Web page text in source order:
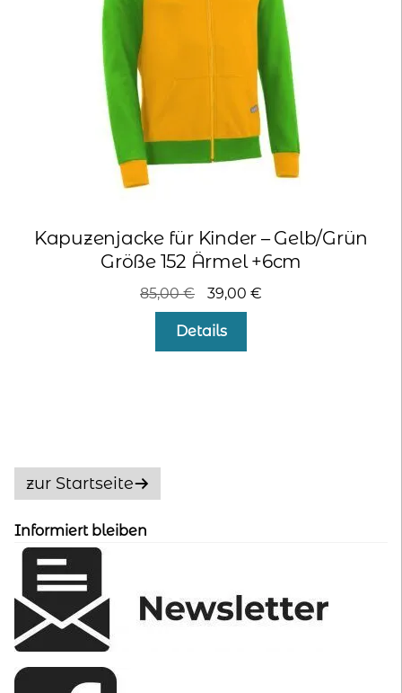
Kapuzenjacke für Kinder – Gelb/Grün
Größe 152 Ärmel +6cm
85,00€
Ursprünglicher
Preis
war:
85,00 €
39,00 €Aktueller
Details
zur Startseite
Informiert bleiben